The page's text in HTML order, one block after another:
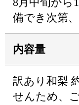
備でき次第
内容量
訳あり和梨
せんため、